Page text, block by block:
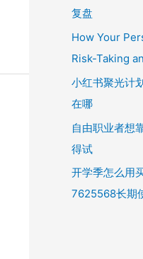
复盘
How Your
Risk-Taking
小红书聚光计
在哪
自由职业者想
得试
开学季怎么用
7625568长期